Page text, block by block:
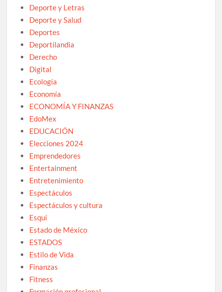
Deporte y Letras
Deporte y Salud
Deportes
Deportilandia
Derecho
Digital
Ecología
Economía
ECONOMÍA Y FINANZAS
EdoMex
EDUCACIÓN
Elecciones 2024
Emprendedores
Entertainment
Entretenimiento
Espectáculos
Espectáculos y cultura
Esquí
Estado de México
ESTADOS
Estilo de Vida
Finanzas
Fitness